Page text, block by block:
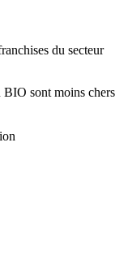
du secteur
sont moins chers